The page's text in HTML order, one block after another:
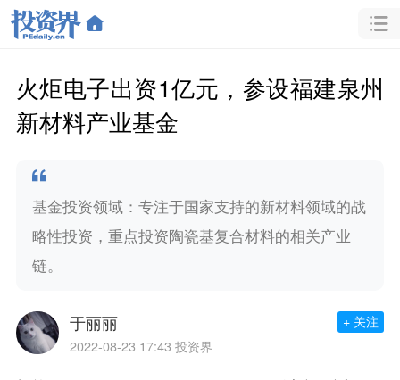
火炬电子出资1亿元，参设福建泉州
新材料产业基金
基金投资领域：专注于国家支持的新材料领域的战
略性投资，重点投资陶瓷基复合材料的相关产业
链。
于丽丽
2022-08-23 17:43 投资界
+ 关注